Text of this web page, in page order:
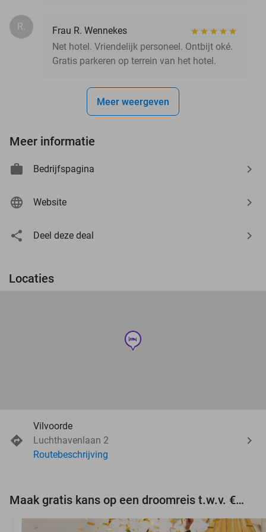
R.
Frau R. Wennekes
Net hotel. Vriendelijk personeel. Ontbijt oké.
Gratis parkeren op terrein van het hotel.
Meer weergeven
Meer informatie
Bedrijfspagina
Website
Deel deze deal
Locaties
hotel
Vilvoorde
Luchthavenlaan 2
Routebeschrijving
Maak gratis kans op een droomreis t.w.v. €3.000!